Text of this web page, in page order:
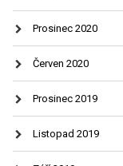
Prosinec 2020
Červen 2020
Prosinec 2019
Listopad 2019